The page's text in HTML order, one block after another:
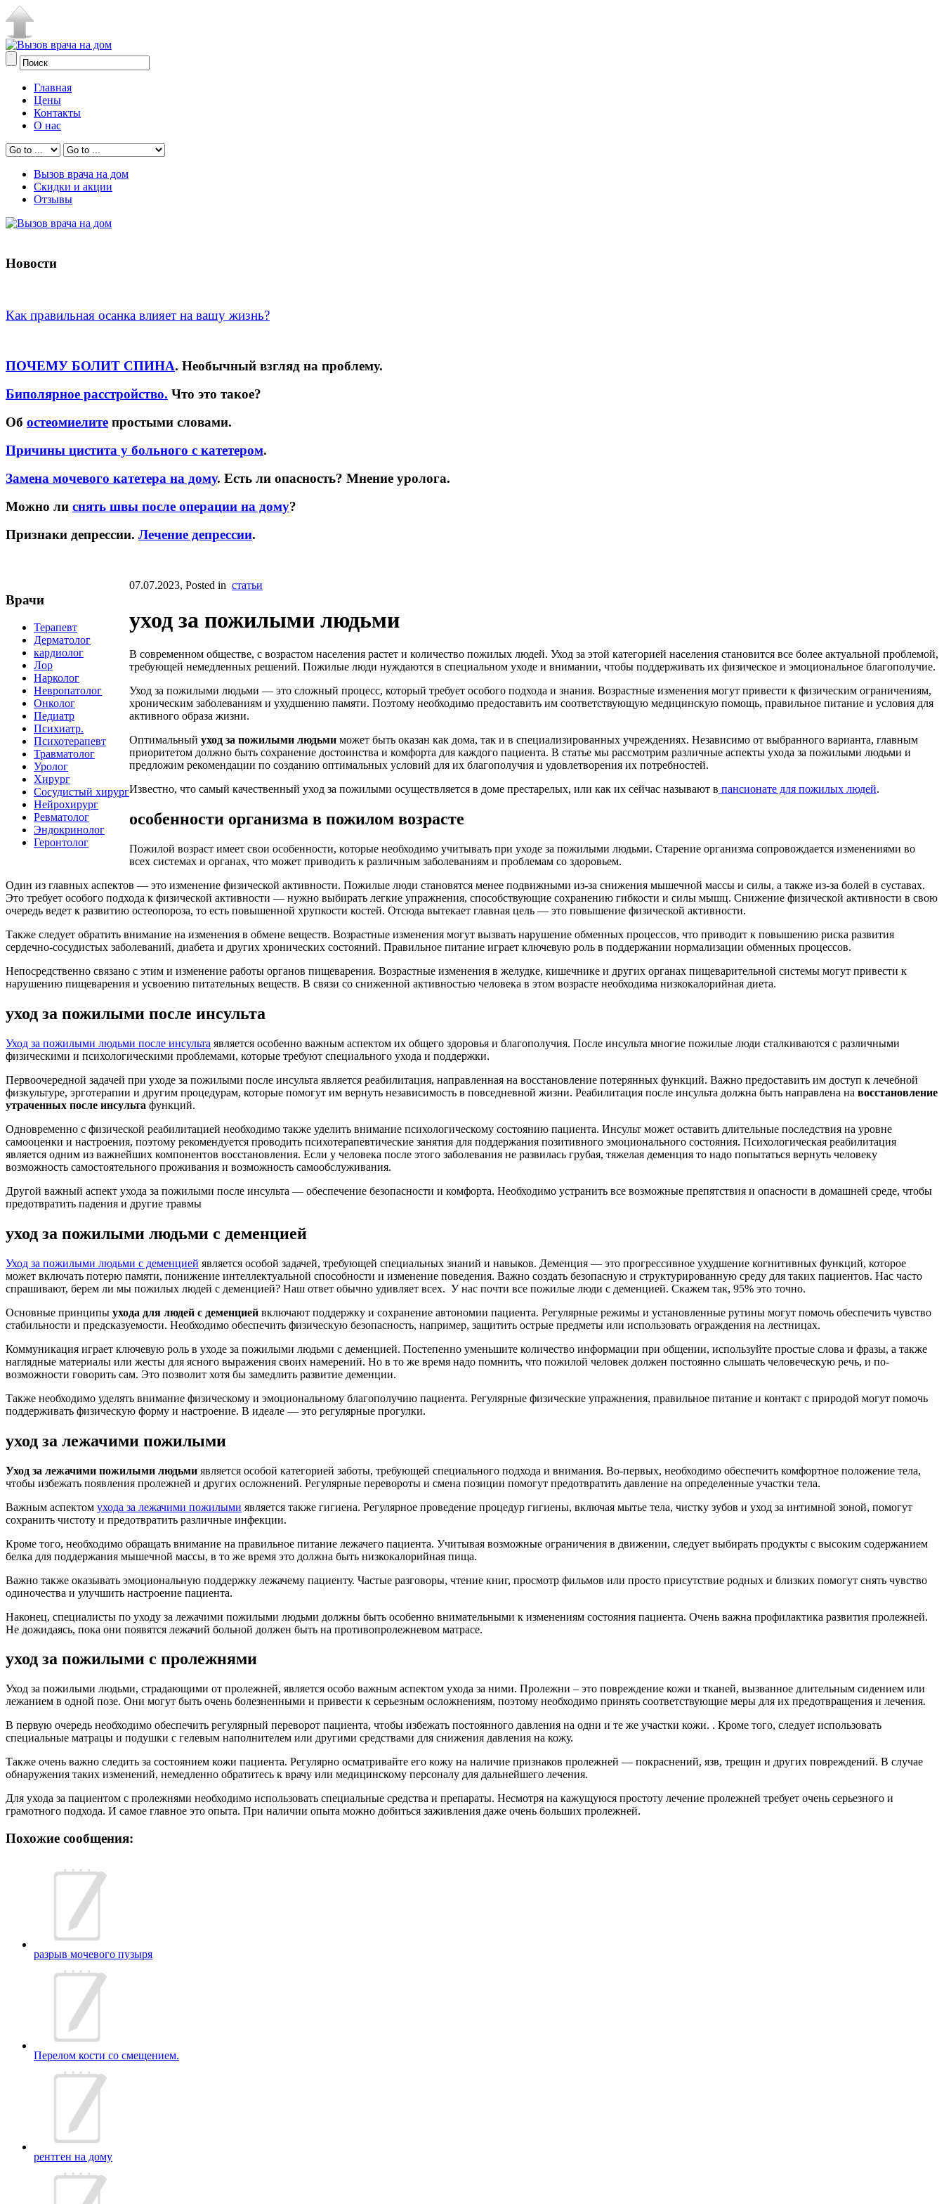
Главная
Цены
Контакты
О нас
Вызов врача на дом
Скидки и акции
Отзывы
Новости
Как правильная осанка влияет на вашу жизнь?
ПОЧЕМУ БОЛИТ СПИНА. Необычный взгляд на проблему.
Биполярное расстройство. Что это такое?
Об остеомиелите простыми словами.
Причины цистита у больного с катетером.
Замена мочевого катетера на дому. Есть ли опасность? Мнение уролога.
Можно ли снять швы после операции на дому?
Признаки депрессии. Лечение депрессии.
Врачи
Терапевт
Дерматолог
кардиолог
Лор
Нарколог
Невропатолог
Онколог
Педиатр
Психиатр.
Психотерапевт
Травматолог
Уролог
Хирург
Сосудистый хирург
Нейрохирург
Ревматолог
Эндокринолог
Геронтолог
07.07.2023, Posted in статьи
уход за пожилыми людьми
В современном обществе, с возрастом населения растет и количество пожилых людей. Уход за этой категорией населения становится все более актуальной проблемой,
требующей немедленных решений. Пожилые люди нуждаются в специальном уходе и внимании, чтобы поддерживать их физическое и эмоциональное благополучие.
Уход за пожилыми людьми — это сложный процесс, который требует особого подхода и знания. Возрастные изменения могут привести к физическим ограничениям,
хроническим заболеваниям и ухудшению памяти. Поэтому необходимо предоставить им соответствующую медицинскую помощь, правильное питание и условия для
активного образа жизни.
Оптимальный уход за пожилыми людьми может быть оказан как дома, так и в специализированных учреждениях. Независимо от выбранного варианта, главным
приоритетом должно быть сохранение достоинства и комфорта для каждого пациента. В статье мы рассмотрим различные аспекты ухода за пожилыми людьми и
предложим рекомендации по созданию оптимальных условий для их благополучия и удовлетворения их потребностей.
Известно, что самый качественный уход за пожилыми осуществляется в доме престарелых, или как их сейчас называют в пансионате для пожилых людей.
особенности организма в пожилом возрасте
Пожилой возраст имеет свои особенности, которые необходимо учитывать при уходе за пожилыми людьми. Старение организма сопровождается изменениями во
всех системах и органах, что может приводить к различным заболеваниям и проблемам со здоровьем.
Один из главных аспектов — это изменение физической активности. Пожилые люди становятся менее подвижными из-за снижения мышечной массы и силы, а также из-за болей в суставах.
Это требует особого подхода к физической активности — нужно выбирать легкие упражнения, способствующие сохранению гибкости и силы мышц. Снижение физической активности в свою
очередь ведет к развитию остеопороза, то есть повышенной хрупкости костей. Отсюда вытекает главная цель — это повышение физической активности.
Также следует обратить внимание на изменения в обмене веществ. Возрастные изменения могут вызвать нарушение обменных процессов, что приводит к повышению риска развития
сердечно-сосудистых заболеваний, диабета и других хронических состояний. Правильное питание играет ключевую роль в поддержании нормализации обменных процессов.
Непосредственно связано с этим и изменение работы органов пищеварения. Возрастные изменения в желудке, кишечнике и других органах пищеварительной системы могут привести к
нарушению пищеварения и усвоению питательных веществ. В связи со сниженной активностью человека в этом возрасте необходима низкокалорийная диета.
уход за пожилыми после инсульта
Уход за пожилыми людьми после инсульта является особенно важным аспектом их общего здоровья и благополучия. После инсульта многие пожилые люди сталкиваются с различными
физическими и психологическими проблемами, которые требуют специального ухода и поддержки.
Первоочередной задачей при уходе за пожилыми после инсульта является реабилитация, направленная на восстановление потерянных функций. Важно предоставить им доступ к лечебной
физкультуре, эрготерапии и другим процедурам, которые помогут им вернуть независимость в повседневной жизни. Реабилитация после инсульта должна быть направлена на восстановление
утраченных после инсульта функций.
Одновременно с физической реабилитацией необходимо также уделить внимание психологическому состоянию пациента. Инсульт может оставить длительные последствия на уровне
самооценки и настроения, поэтому рекомендуется проводить психотерапевтические занятия для поддержания позитивного эмоционального состояния. Психологическая реабилитация
является одним из важнейших компонентов восстановления. Если у человека после этого заболевания не развилась грубая, тяжелая деменция то надо попытаться вернуть человеку
возможность самостоятельного проживания и возможность самообслуживания.
Другой важный аспект ухода за пожилыми после инсульта — обеспечение безопасности и комфорта. Необходимо устранить все возможные препятствия и опасности в домашней среде, чтобы
предотвратить падения и другие травмы
уход за пожилыми людьми с деменцией
Уход за пожилыми людьми с деменцией является особой задачей, требующей специальных знаний и навыков. Деменция — это прогрессивное ухудшение когнитивных функций, которое
может включать потерю памяти, понижение интеллектуальной способности и изменение поведения. Важно создать безопасную и структурированную среду для таких пациентов. Нас часто
спрашивают, берем ли мы пожилых людей с деменцией? Наш ответ обычно удивляет всех. У нас почти все пожилые люди с деменцией. Скажем так, 95% это точно.
Основные принципы ухода для людей с деменцией включают поддержку и сохранение автономии пациента. Регулярные режимы и установленные рутины могут помочь обеспечить чувство
стабильности и предсказуемости. Необходимо обеспечить физическую безопасность, например, защитить острые предметы или использовать ограждения на лестницах.
Коммуникация играет ключевую роль в уходе за пожилыми людьми с деменцией. Постепенно уменьшите количество информации при общении, используйте простые слова и фразы, а также
наглядные материалы или жесты для ясного выражения своих намерений. Но в то же время надо помнить, что пожилой человек должен постоянно слышать человеческую речь, и по-
возможности говорить сам. Это позволит хотя бы замедлить развитие деменции.
Также необходимо уделять внимание физическому и эмоциональному благополучию пациента. Регулярные физические упражнения, правильное питание и контакт с природой могут помочь
поддерживать физическую форму и настроение. В идеале — это регулярные прогулки.
уход за лежачими пожилыми
Уход за лежачими пожилыми людьми является особой категорией заботы, требующей специального подхода и внимания. Во-первых, необходимо обеспечить комфортное положение тела,
чтобы избежать появления пролежней и других осложнений. Регулярные перевороты и смена позиции помогут предотвратить давление на определенные участки тела.
Важным аспектом ухода за лежачими пожилыми является также гигиена. Регулярное проведение процедур гигиены, включая мытье тела, чистку зубов и уход за интимной зоной, помогут
сохранить чистоту и предотвратить различные инфекции.
Кроме того, необходимо обращать внимание на правильное питание лежачего пациента. Учитывая возможные ограничения в движении, следует выбирать продукты с высоким содержанием
белка для поддержания мышечной массы, в то же время это должна быть низкокалорийная пища.
Важно также оказывать эмоциональную поддержку лежачему пациенту. Частые разговоры, чтение книг, просмотр фильмов или просто присутствие родных и близких помогут снять чувство
одиночества и улучшить настроение пациента.
Наконец, специалисты по уходу за лежачими пожилыми людьми должны быть особенно внимательными к изменениям состояния пациента. Очень важна профилактика развития пролежней.
Не дожидаясь, пока они появятся лежачий больной должен быть на противопролежневом матрасе.
уход за пожилыми с пролежнями
Уход за пожилыми людьми, страдающими от пролежней, является особо важным аспектом ухода за ними. Пролежни – это повреждение кожи и тканей, вызванное длительным сидением или
лежанием в одной позе. Они могут быть очень болезненными и привести к серьезным осложнениям, поэтому необходимо принять соответствующие меры для их предотвращения и лечения.
В первую очередь необходимо обеспечить регулярный переворот пациента, чтобы избежать постоянного давления на одни и те же участки кожи. . Кроме того, следует использовать
специальные матрацы и подушки с гелевым наполнителем или другими средствами для снижения давления на кожу.
Также очень важно следить за состоянием кожи пациента. Регулярно осматривайте его кожу на наличие признаков пролежней — покраснений, язв, трещин и других повреждений. В случае
обнаружения таких изменений, немедленно обратитесь к врачу или медицинскому персоналу для дальнейшего лечения.
Для ухода за пациентом с пролежнями необходимо использовать специальные средства и препараты. Несмотря на кажущуюся простоту лечение пролежней требует очень серьезного и
грамотного подхода. И самое главное это опыта. При наличии опыта можно добиться заживления даже очень больших пролежней.
Похожие сообщения:
разрыв мочевого пузыря
Перелом кости со смещением.
рентген на дому